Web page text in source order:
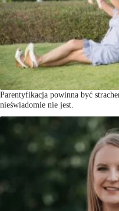
Parentyfikacja powinna być
nieświadomie nie jest.